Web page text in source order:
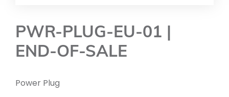
PWR-PLUG-EU-01 |
END-OF-SALE
Power Plug